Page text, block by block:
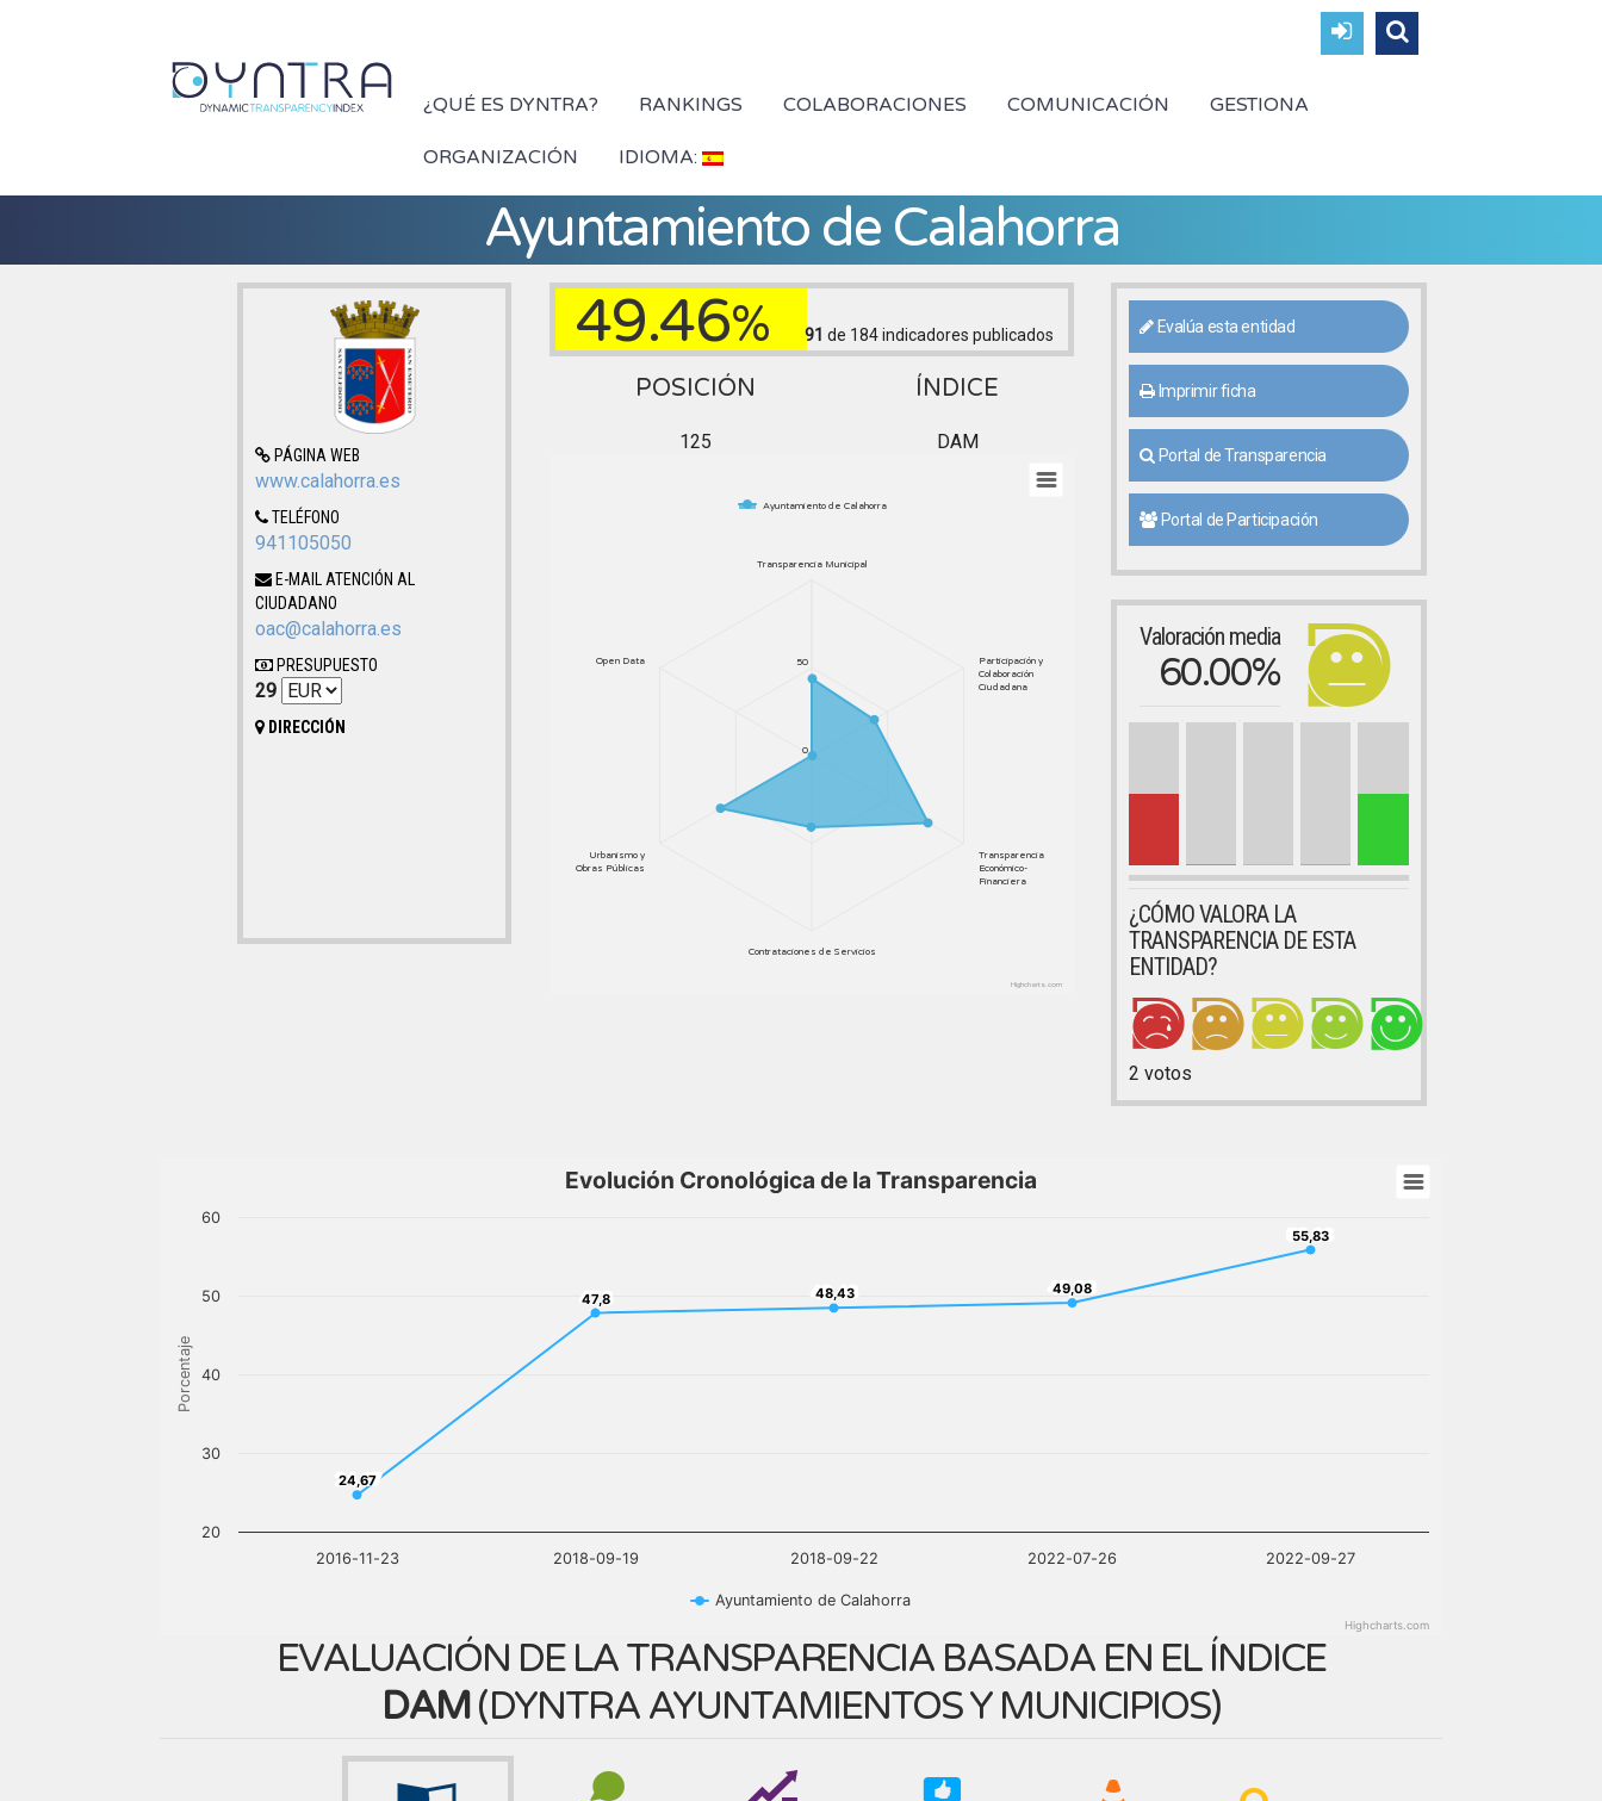
¿QUÉ ES DYNTRA? RANKINGS COLABORACIONES COMUNICACIÓN GESTIONA
ORGANIZACIÓN IDIOMA:
Ayuntamiento de Calahorra
PÁGINA WEB
www.calahorra.es
TELÉFONO
941105050
E-MAIL ATENCIÓN AL
CIUDADANO
oac@calahorra.es
PRESUPUESTO
29
DIRECCIÓN
49.46% 91 de 184indicadores publicados
POSICIÓN ÍNDICE
125 DAM
Ayuntamiento de Calahorra
Transparencia Municipal
Participación y
Colaboración
Ciudadana
Transparencia
Económico-
Financiera
Contrataciones de Servicios
Urbanismo y
Obras Públicas
Open Data
0
50
Highcharts.com
Evalúa esta entidad
Imprimir ficha
Portal de Transparencia
Portal de Participación
Valoración media
60.00%
¿CÓMO VALORA LA
TRANSPARENCIA DE ESTA
ENTIDAD?
2 votos
Porcentaje
Evolución Cronológica de la Transparencia
24,67
24,67
47,8
47,8 48,43
48,43 49,08
49,08
55,83
55,83
Ayuntamiento de Calahorra
2016-11-23 2018-09-19 2018-09-22 2022-07-26 2022-09-27
20
30
40
50
60
Highcharts.com
EVALUACIÓN DE LA TRANSPARENCIA BASADA EN EL ÍNDICE
DAM(DYNTRA AYUNTAMIENTOS Y MUNICIPIOS)